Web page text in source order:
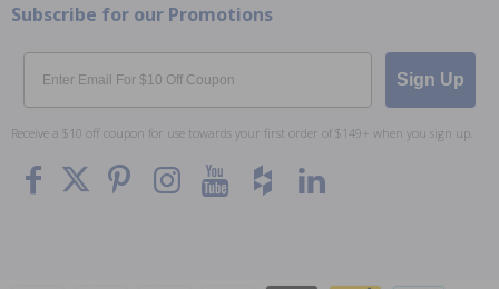
Subscribe for our Promotions
Email
Sign Up
Receive a $10 off coupon for use towards your first order of $149+ when you sign up.